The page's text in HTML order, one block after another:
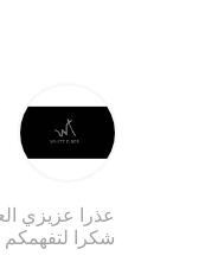
عذرا عزيزي
شكرا لتفهمكم